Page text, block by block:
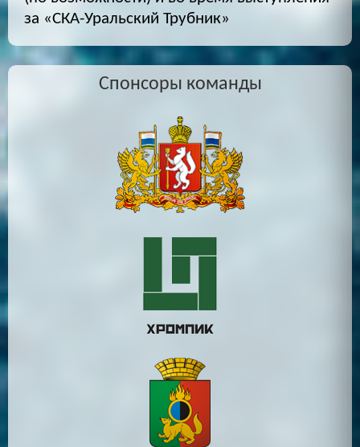
за «СКА-Уральский Трубник»
Спонсоры команды